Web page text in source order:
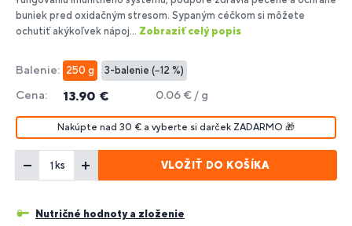
buniek pred oxidačným stresom. Sypaným céčkom si môžete
ochutiť akýkoľvek nápoj... Zobraziť celý popis
Balenie: 250 g 3-balenie (−12 %)
Cena: 13.90 € 0.06 € / g
Nakúpte nad 30 € a vyberte si darček ZADARMO 🎁
ks VLOŽIŤ DO KOŠÍKA
Nutričné hodnoty a zloženie